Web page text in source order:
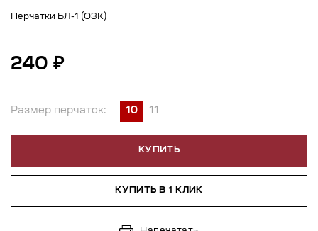
Перчатки БЛ-1 (ОЗК)
240 ₽
Размер перчаток: 10 11
КУПИТЬ
КУПИТЬ В 1 КЛИК